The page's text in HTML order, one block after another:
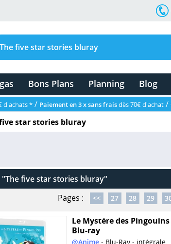
Bons Plans Planning Blog
d'achats * / Paiement en 3 x sans fraisdès 70€ d'achat /
star stories bluray
"The five star stories bluray"
Pages : << 27 28 29
Le Mystère des
Blu-ray
@Anime- Blu-Ray - intégrale